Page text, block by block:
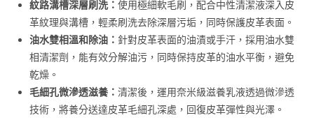
紋路溝槽深層刷洗：使用極細軟毛刷，配合中性清潔液深入皮
革紋理與溝槽，輕柔刷洗去除深層污垢，同時保護皮革表面。
油水雙相溫和除油： 針對皮革表面的油漬或手汗，採用油水雙
相清潔劑，能有效分解油污，同時保持皮革的油水平衡，避免
乾燥。
毛細孔微滲透滋養：清潔後，運用奈米級滋養乳液透過微滲透
技術，將養分送達皮革毛細孔深處，回復皮革彈性與光澤。